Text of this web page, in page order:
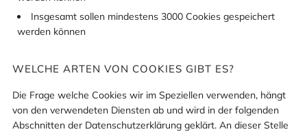
Insgesamt sollen mindestens 3000 Cookies gespeichert
werden können
WELCHE ARTEN VON COOKIES GIBT ES?
Die Frage welche Cookies wir im Speziellen verwenden, hängt
von den verwendeten Diensten ab und wird in der folgenden
Abschnitten der Datenschutzerklärung geklärt. An dieser Stelle